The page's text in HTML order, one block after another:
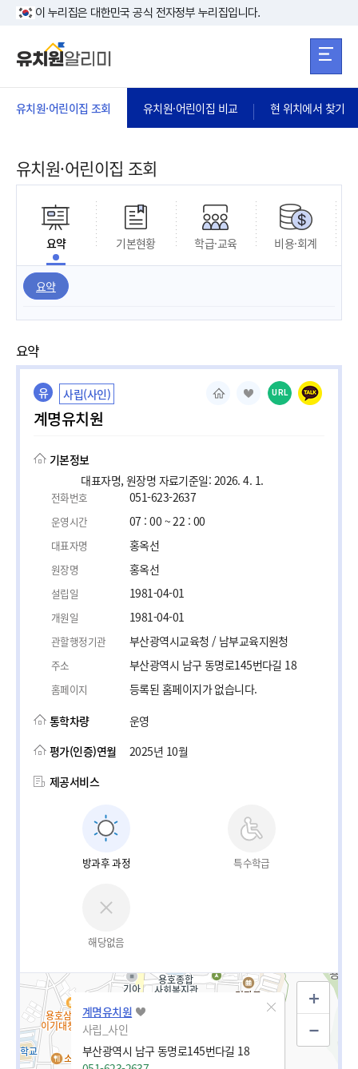
본문 바로가기
이 누리집은 대한민국 공식 전자정부 누리집입니다.
유치원·어린이집 조회 유치원·어린이집 비교 현 위치에서 찾기
유치원·어린이집 조회
요약 기본현황 학급·교육 비용·회계
요약
요약
유 사립(사인)
계명유치원
URL
기본정보
대표자명, 원장명 자료기준일: 2026. 4. 1.
전화번호 051-623-2637
운영시간 07 : 00 ~ 22 : 00
대표자명 홍옥선
원장명 홍옥선
설립일 1981-04-01
개원일 1981-04-01
관할행정기관 부산광역시교육청 / 남부교육지원청
주소 부산광역시 남구 동명로145번다길 18
홈페이지
등록된 홈페이지가 없습니다.
통학차량
운영
평가(인증)연월
2025년 10월
제공서비스
방과후 과정 특수학급
해당없음
계명유치원
사립_사인
부산광역시 남구 동명로145번다길 18